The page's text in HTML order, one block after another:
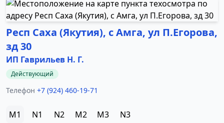
Респ Саха (Якутия), с Амга, ул П.Егорова,
зд 30
ИП Гаврильев Н. Г.
Действующий
Телефон +7 (924) 460-19-71
M1 N1 N2 M2 M3 N3